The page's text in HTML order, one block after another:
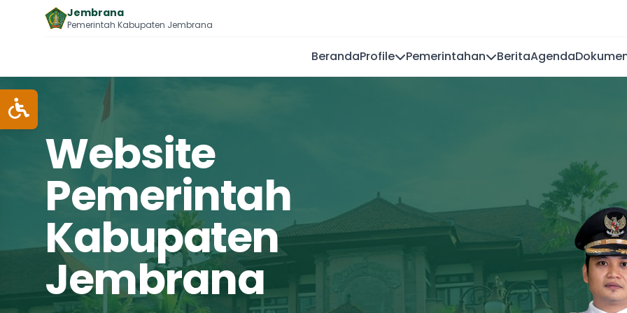
Jembrana
Pemerintah Kabupaten Jembrana
BerandaProfile Pemerintahan BeritaAgenda
Website
Pemerintah
Kabupaten
Jembrana